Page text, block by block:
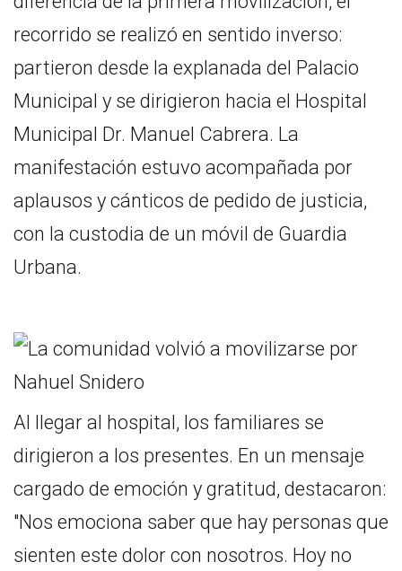
recorrido se realizó en sentido inverso:
partieron desde la explanada del Palacio
Municipal y se dirigieron hacia el Hospital
Municipal Dr. Manuel Cabrera. La
manifestación estuvo acompañada por
aplausos y cánticos de pedido de justicia,
con la custodia de un móvil de Guardia
Urbana.
Al llegar al hospital, los familiares se
dirigieron a los presentes. En un mensaje
cargado de emoción y gratitud, destacaron:
"Nos emociona saber que hay personas que
sienten este dolor con nosotros. Hoy no